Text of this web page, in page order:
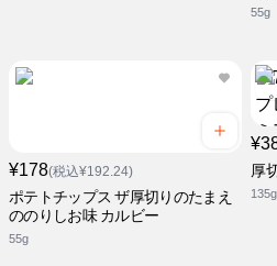
55g
¥178(税込¥192.24)
ポテトチップス ザ厚切りのたまえ
ののりしお味 カルビー
55g
厚
135g